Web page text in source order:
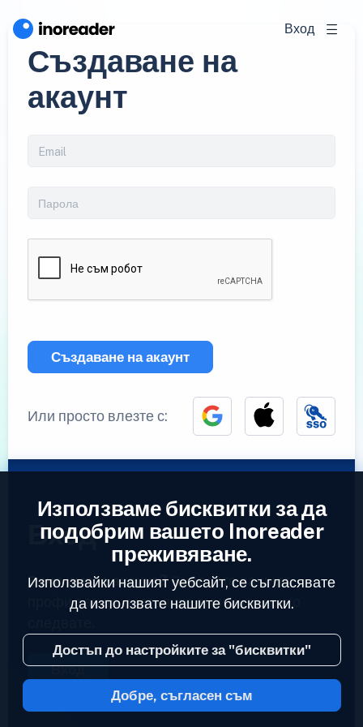
Вход
Създаване на
акаунт
Създаване на акаунт
Или просто влезте с:
Вход
Вече имате акаунт?Въведете вашият
профил за да достъпите емисиите които
Вход
2023 © Inoreader
Използваме бисквитки за да
подобрим вашето Inoreader
преживяване.
Използвайки нашият уебсайт, се съгласявате
да използвате нашите бисквитки.
Достъп до настройките за "бисквитки"
Добре, съгласен съм